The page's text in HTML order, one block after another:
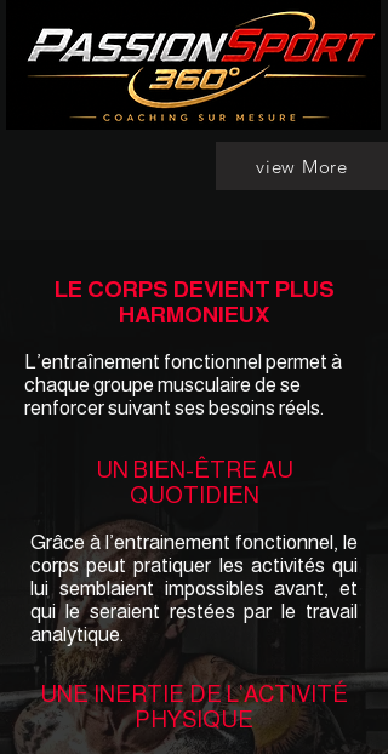
view More
LE CORPS DEVIENT PLUS
HARMONIEUX
L’entraînement fonctionnel permet à
chaque groupe musculaire de se
renforcer suivant ses besoins réels.
UN BIEN-ÊTRE AU
QUOTIDIEN
Grâce à l’entrainement fonctionnel, le
corps peut pratiquer les activités qui
lui semblaient impossibles avant, et
qui le seraient restées par le travail
analytique.
UNE INERTIE DE L’ACTIVITÉ
PHYSIQUE